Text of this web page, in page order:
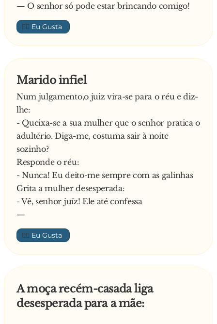
vira-se para o co-piloto e diz:
– Se algum dia o pessoal não gritar, a gente f*de
-se
— O senhor só pode estar brincando comigo!
👍🏼
Marido infiel
Num julgamento,o juiz vira-se para o réu e diz-
lhe:
- Queixa-se a sua mulher que o senhor pratica o
adultério. Diga-me, costuma sair à noite
sozinho?
Responde o réu:
- Nunca! Eu deito-me sempre com as galinhas
Grita a mulher desesperada:
- Vê, senhor juíz! Ele até confessa
—
👍🏼
A moça recém-casada liga
desesperada para a mãe: